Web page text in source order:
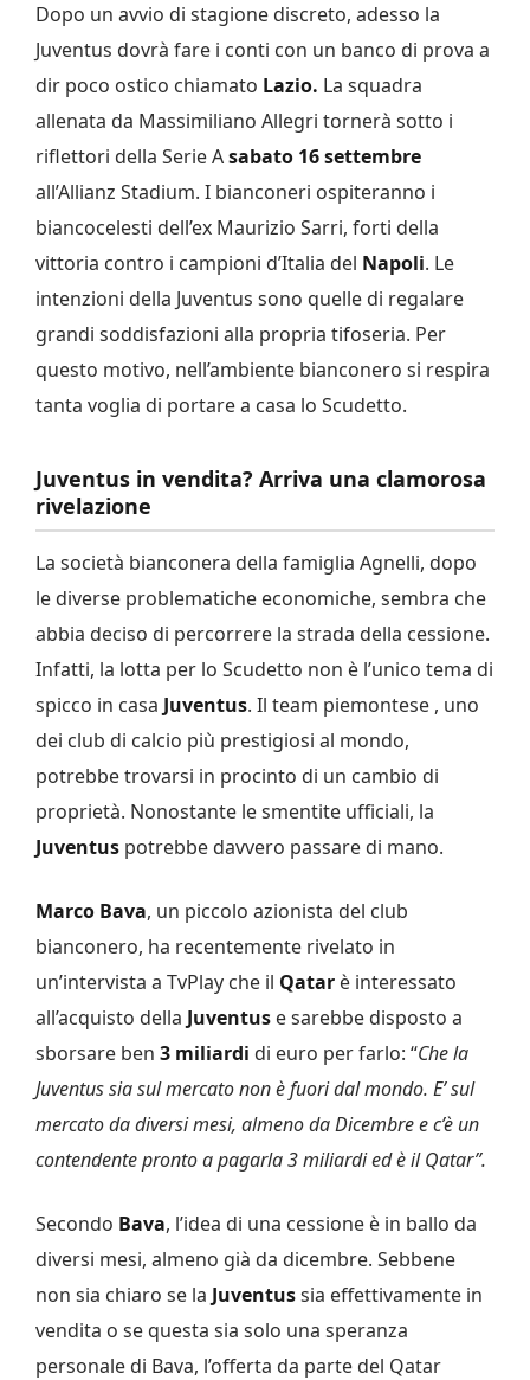
Dopo un avvio di stagione discreto, adesso la
Juventus dovrà fare i conti con un banco di prova a
dir poco ostico chiamato Lazio. La squadra
allenata da Massimiliano Allegri tornerà sotto i
riflettori della Serie Asabato 16 settembre
all’Allianz Stadium. I bianconeri ospiteranno i
biancocelesti dell’ex Maurizio Sarri, forti della
vittoria contro i campioni d’Italia del Napoli. Le
intenzioni della Juventus sono quelle di regalare
grandi soddisfazioni alla propria tifoseria. Per
questo motivo, nell’ambiente bianconero si respira
tanta voglia di portare a casa lo Scudetto.
Juventus in vendita? Arriva una clamorosa
rivelazione
La società bianconera della famiglia Agnelli, dopo
le diverse problematiche economiche, sembra che
abbia deciso di percorrere la strada della cessione.
Infatti, la lotta per lo Scudetto non è l’unico tema di
spicco in casa Juventus. Il team piemontese , uno
dei club di calcio più prestigiosi al mondo,
potrebbe trovarsi in procinto di un cambio di
proprietà. Nonostante le smentite ufficiali, la
Juventus potrebbe davvero passare di mano.
Marco Bava, un piccolo azionista del club
bianconero, ha recentemente rivelato in
un’intervista a TvPlay che il Qatar è interessato
all’acquisto della Juventus e sarebbe disposto a
sborsare ben 3 miliardi di euro per farlo: “Che la
Juventus sia sul mercato non è fuori dal mondo. E’ sul
mercato da diversi mesi, almeno da Dicembre e c’è un
contendente pronto a pagarla 3 miliardi ed è il Qatar”.
Secondo Bava, l’idea di una cessione è in ballo da
diversi mesi, almeno già da dicembre. Sebbene
non sia chiaro se la Juventussia effettivamente in
vendita o se questa sia solo una speranza
personale di Bava, l’offerta da parte del Qatar